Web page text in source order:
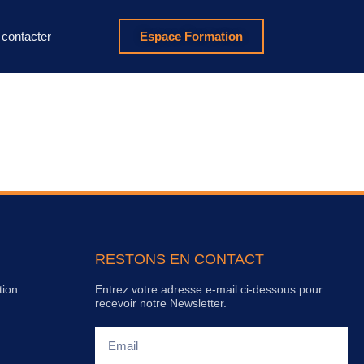
Espace Formation
RESTONS EN CONTACT
Entrez votre adresse e-mail ci-dessous pour
recevoir notre Newsletter.